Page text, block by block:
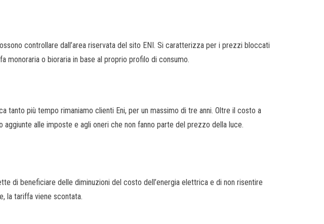
controllare dall’area riservata del sito ENI. Si caratterizza per i prezzi bloccati
monoraria o bioraria in base al proprio profilo di consumo.
tanto più tempo rimaniamo clienti Eni, per un massimo di tre anni. Oltre il costo a
alle imposte e agli oneri che non fanno parte del prezzo della luce.
di beneficiare delle diminuzioni del costo dell’energia elettrica e di non risentire
la tariffa viene scontata.